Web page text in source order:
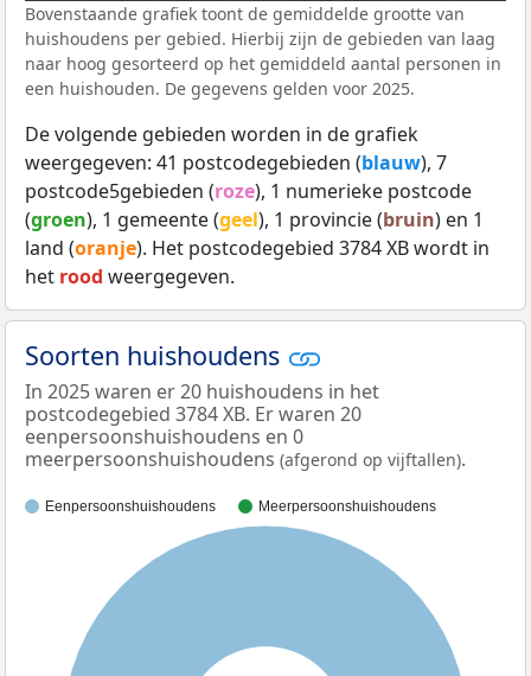
Bovenstaande grafiek toont de gemiddelde grootte van
huishoudens per gebied. Hierbij zijn de gebieden van laag
naar hoog gesorteerd op het gemiddeld aantal personen in
een huishouden. De gegevens gelden voor 2025.
De volgende gebieden worden in de grafiek
weergegeven: 41 postcodegebieden (blauw), 7
postcode5gebieden (roze), 1 numerieke postcode
(groen), 1 gemeente (geel), 1 provincie (bruin) en 1
land (oranje). Het postcodegebied 3784 XB wordt in
het rood weergegeven.
Soorten huishoudens
In 2025 waren er 20 huishoudens in het
postcodegebied 3784 XB. Er waren 20
eenpersoonshuishoudens en 0
meerpersoonshuishoudens (afgerond op vijftallen).
Eenpersoonshuishoudens Meerpersoonshuishoudens